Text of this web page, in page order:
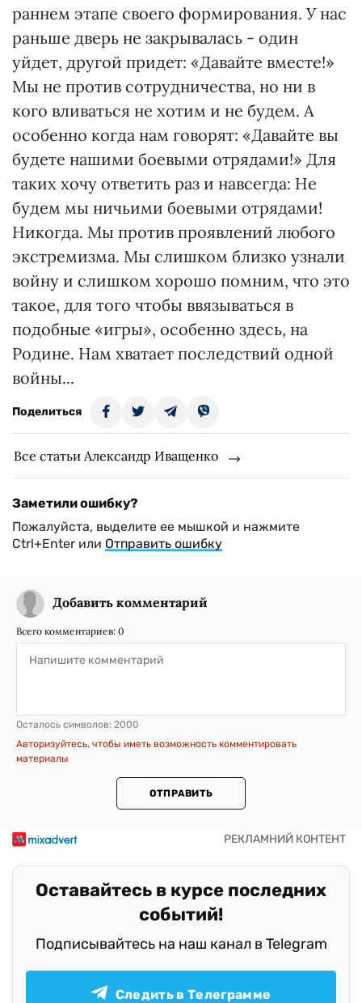
раннем этапе своего формирования. У нас
раньше дверь не закрывалась - один
уйдет, другой придет: «Давайте вместе!»
Мы не против сотрудничества, но ни в
кого вливаться не хотим и не будем. А
особенно когда нам говорят: «Давайте вы
будете нашими боевыми отрядами!» Для
таких хочу ответить раз и навсегда: Не
будем мы ничьими боевыми отрядами!
Никогда. Мы против проявлений любого
экстремизма. Мы слишком близко узнали
войну и слишком хорошо помним, что это
такое, для того чтобы ввязываться в
подобные «игры», особенно здесь, на
Родине. Нам хватает последствий одной
войны...
Поделиться
Все статьи Александр Иващенко
Заметили ошибку?
Пожалуйста, выделите ее мышкой и нажмите
Ctrl+Enter или Отправить ошибку
Добавить комментарий
Всего комментариев: 0
Осталось символов: 2000
Авторизуйтесь, чтобы иметь возможность комментировать
материалы
ОТПРАВИТЬ
Оставайтесь в курсе последних
событий!
Подписывайтесь на наш канал в Telegram
Следить в Телеграмме